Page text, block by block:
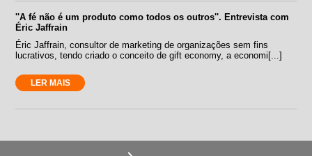
''A fé não é um produto como todos os outros''. Entrevista com
Éric Jaffrain
Éric Jaffrain, consultor de marketing de organizações sem fins
lucrativos, tendo criado o conceito de gift economy, a economi[...]
LER MAIS